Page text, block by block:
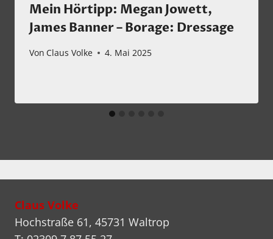
Mein Hörtipp: Megan Jowett,
James Banner – Borage: Dressage
Von Claus Volke 4. Mai 2025
Claus Volke
Hochstraße 61, 45731 Waltrop